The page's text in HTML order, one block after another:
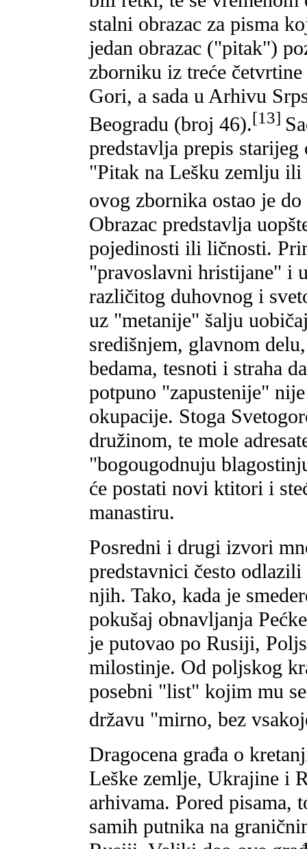
stalni obrazac za pisma
jedan obrazac ("pitak")
zborniku iz treće
Gori, a sada u Arhivu
Beogradu (broj 46).[13]
predstavlja prepis
"Pitak na Lešku zemlju
ovog zbornika ostao je
Obrazac predstavlja
pojedinosti ili ličnosti.
"pravoslavni hristijane" i
različitog duhovnog i
uz "metanije" šalju
središnjem, glavnom
bedama, tesnoti i straha
potpuno "zapustenije"
okupacije. Stoga
družinom, te mole
"bogougodnuju
će postati novi ktitori i
manastiru.
Posredni i drugi izvori
predstavnici često
njih. Tako, kada je
pokušaj obnavljanja
je putovao po Rusiji,
milostinje. Od poljskog
posebni "list" kojim mu
državu "mirno, bez
Dragocena građa o
Leške zemlje, Ukrajine i
arhivama. Pored pisama,
samih putnika na